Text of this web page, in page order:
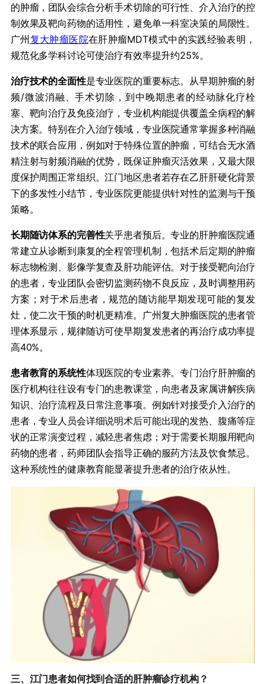
的肿瘤，团队会综合分析手术切除的可行性、介入治疗的控
制效果及靶向药物的适用性，避免单一科室决策的局限性。
广州复大肿瘤医院在肝肿瘤MDT模式中的实践经验表明，
规范化多学科讨论可使治疗有效率提升约25%。
​治疗技术的全面性​​是专业医院的重要标志。从早期肿瘤的射
频/微波消融、手术切除，到中晚期患者的经动脉化疗栓
塞、靶向治疗及免疫治疗，专业机构能提供覆盖全病程的解
决方案。特别在介入治疗领域，专业医院通常掌握多种消融
技术的联合应用，例如对于特殊位置的肿瘤，可结合无水酒
精注射与射频消融的优势，既保证肿瘤灭活效果，又最大限
度保护周围正常组织。江门地区患者若存在乙肝肝硬化背景
下的多发性小结节，专业医院更能提供针对性的监测与干预
策略。
​长期随访体系的完善性​​关乎患者预后。专业的肝肿瘤医院通
常建立从诊断到康复的全程管理机制，包括术后定期的肿瘤
标志物检测、影像学复查及肝功能评估。对于接受靶向治疗
的患者，专业团队会密切监测药物不良反应，及时调整用药
方案；对于术后患者，规范的随访能早期发现可能的复发
灶，使二次干预的时机更精准。广州复大肿瘤医院的患者管
理体系显示，规律随访可使早期复发患者的再治疗成功率提
高40%。
​患者教育的系统性​​体现医院的专业素养。专门治疗肝肿瘤的
医疗机构往往设有专门的患教课堂，向患者及家属讲解疾病
知识、治疗流程及日常注意事项。例如针对接受介入治疗的
患者，专业人员会详细说明术后可能出现的发热、腹痛等症
状的正常演变过程，减轻患者焦虑；对于需要长期服用靶向
药物的患者，药师团队会指导正确的服药方法及饮食禁忌。
这种系统性的健康教育能显著提升患者的治疗依从性。
三、江门患者如何找到合适的肝肿瘤诊疗机构？